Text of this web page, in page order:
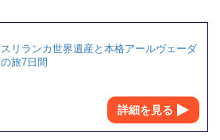
スリランカ世界遺産と本格アールヴェーダ
の旅7日間
詳細を見る